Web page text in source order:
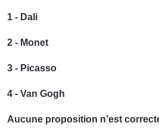
1 - Dali
2 - Monet
3 - Picasso
4 - Van Gogh
Aucune proposition n’est